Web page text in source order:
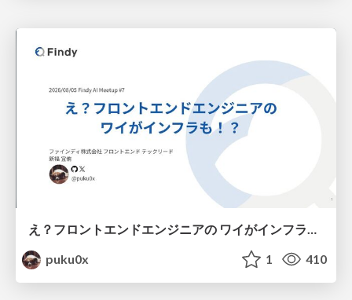
え？フロントエンドエンジニアの ワイがインフラも！？
puku0x
1 410